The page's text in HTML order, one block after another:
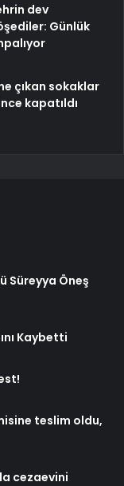
dev
Günlük
çıkan sokaklar
kapatıldı
Süreyya Öneş
Kaybetti
teslim oldu,
cezaevini